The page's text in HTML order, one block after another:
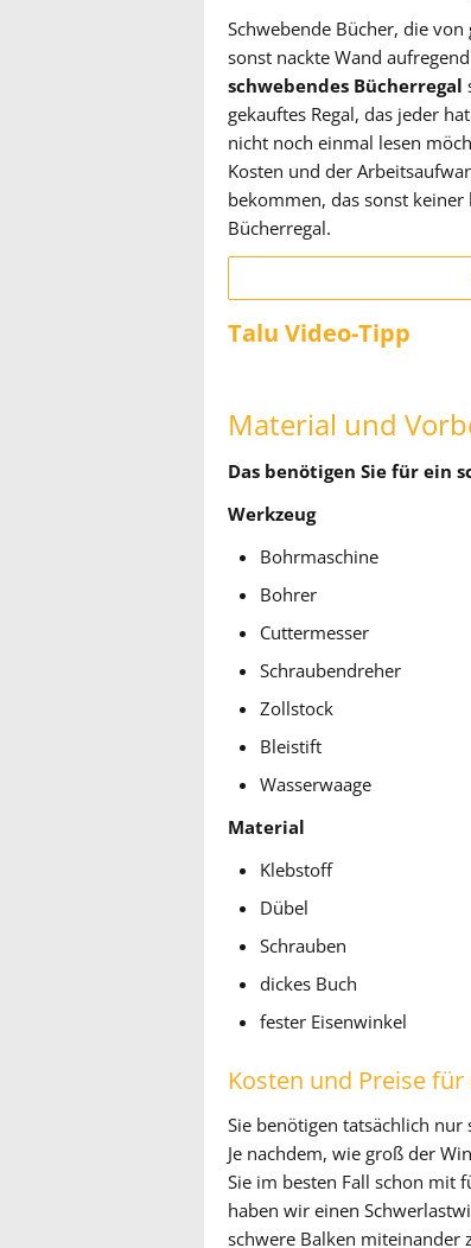
Schwebende Bücher, die
sonst nackte Wand
schwebendes Bücherregal
gekauftes Regal, das jeder
nicht noch einmal lesen
Kosten und der
bekommen, das sonst
Bücherregal.
Talu Video-Tipp
Material und
Das benötigen Sie für ein
Werkzeug
Bohrmaschine
Bohrer
Cuttermesser
Schraubendreher
Zollstock
Bleistift
Wasserwaage
Material
Klebstoff
Dübel
Schrauben
dickes Buch
fester Eisenwinkel
Kosten und Preise
Sie benötigen tatsächlich
Je nachdem, wie groß der
Sie im besten Fall schon mit
haben wir einen
schwere Balken miteinander